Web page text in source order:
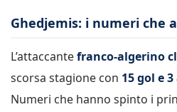
Ghedjemis: i numeri che
L’attaccantefranco-algerino
scorsa stagione con 15 gol e
Numeri che hanno spinto i